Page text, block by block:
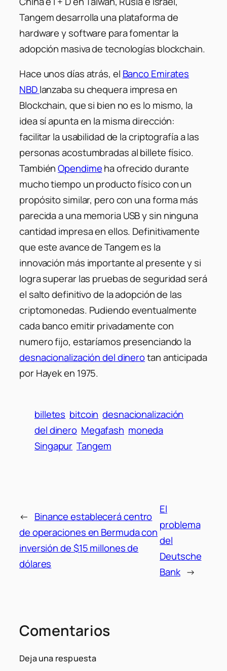
Tangem desarrolla una plataforma de
hardware y software para fomentar la
adopción masiva de tecnologías blockchain.
Hace unos días atrás, el Banco Emirates
NBDlanzaba su chequera impresa en
Blockchain, que si bien no es lo mismo, la
idea sí apunta en la misma dirección:
facilitar la usabilidad de la criptografía a las
personas acostumbradas al billete físico.
TambiénOpendimeha ofrecido durante
mucho tiempo un producto físico con un
propósito similar, pero con una forma más
parecida a una memoria USB y sin ninguna
cantidad impresa en ellos. Definitivamente
que este avance de Tangem es la
innovación más importante al presente y si
logra superar las pruebas de seguridad será
el salto definitivo de la adopción de las
criptomonedas. Pudiendo eventualmente
cada banco emitir privadamente con
numero fijo, estaríamos presenciando la
desnacionalización del dinerotan anticipada
por Hayek en 1975.
billetes bitcoin desnacionalización
del dinero Megafash moneda
Singapur Tangem
← Binance establecerá centro
de operaciones en Bermuda con
inversión de $15 millones de
dólares
El
problema
del
Deutsche
Bank →
Comentarios
Deja una respuesta